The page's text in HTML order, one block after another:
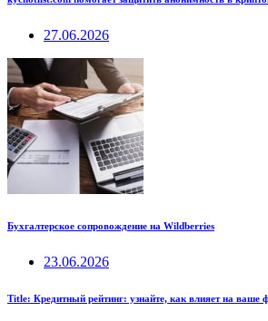
27.06.2026
Бухгалтерское сопровождение на Wildberries
23.06.2026
Title: Кредитный рейтинг: узнайте, как влияет на ваше